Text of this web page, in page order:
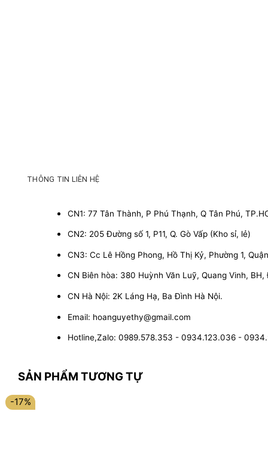
THÔNG TIN LIÊN HỆ
CN1: 77 Tân Thành, P Phú Thạnh, Q Tân Phú,
CN2: 205 Đường số 1, P11, Q. Gò Vấp (Kho sỉ, lẻ)
CN3: Cc Lê Hồng Phong, Hồ Thị Kỷ, Phường 1,
CN Biên hòa: 380 Huỳnh Văn Luỹ, Quang Vinh, BH,
CN Hà Nội: 2K Láng Hạ, Ba Đình Hà Nội.
Email: hoanguyethy@gmail.com
Hotline,Zalo: 0989.578.353 - 0934.123.036 -
SẢN PHẨM TƯƠNG TỰ
-17%